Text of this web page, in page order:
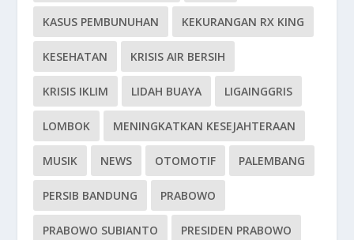
KASUS PEMBUNUHAN KEKURANGAN RX KING
KESEHATAN KRISIS AIR BERSIH
KRISIS IKLIM LIDAH BUAYA LIGAINGGRIS
LOMBOK MENINGKATKAN KESEJAHTERAAN
MUSIK NEWS OTOMOTIF PALEMBANG
PERSIB BANDUNG PRABOWO
PRABOWO SUBIANTO PRESIDEN PRABOWO